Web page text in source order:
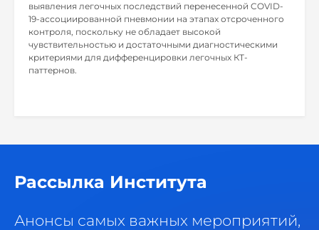
выявления легочных последствий перенесенной COVID-
19-ассоциированной пневмонии на этапах отсроченного
контроля, поскольку не обладает высокой
чувствительностью и достаточными диагностическими
критериями для дифференцировки легочных КТ-
паттернов.
Рассылка Института
Анонсы самых важных мероприятий,